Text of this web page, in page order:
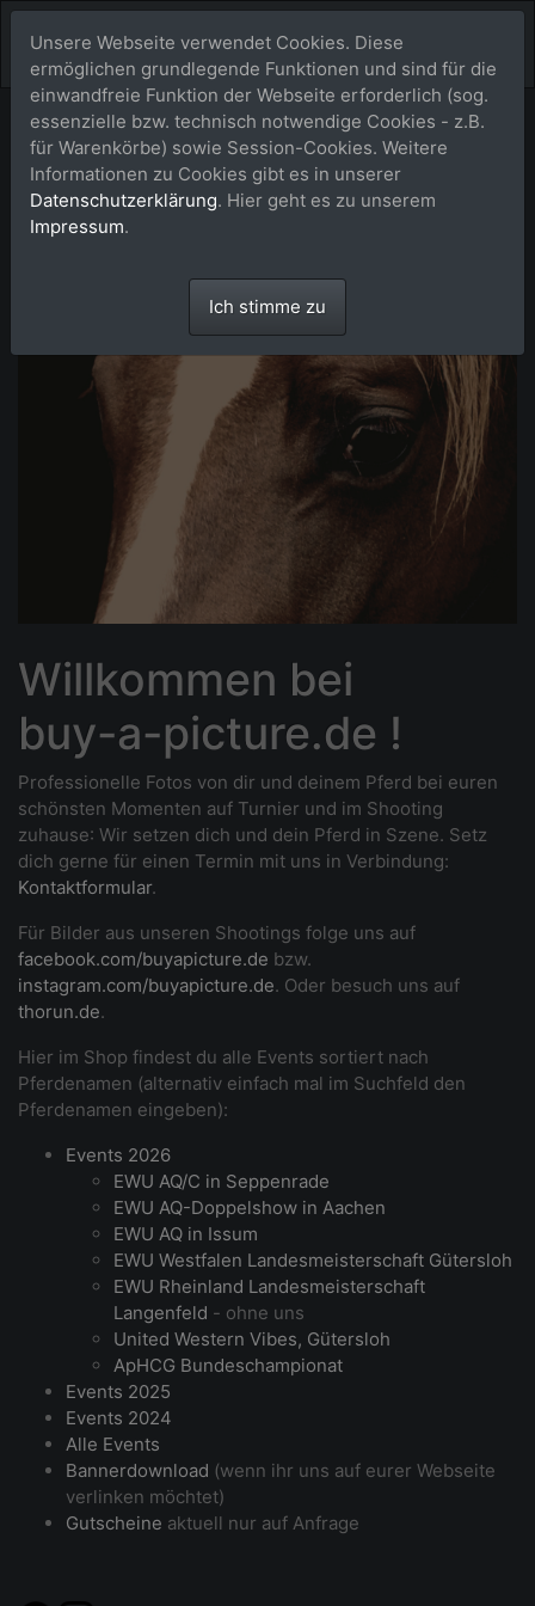
Willkommen bei
buy-a-picture.de !
Professionelle Fotos von dir und deinem Pferd bei euren
schönsten Momenten auf Turnier und im Shooting
zuhause: Wir setzen dich und dein Pferd in Szene. Setz
dich gerne für einen Termin mit uns in Verbindung:
Kontaktformular.
Für Bilder aus unseren Shootings folge uns auf
facebook.com/buyapicture.de bzw.
instagram.com/buyapicture.de. Oder besuch uns auf
thorun.de.
Hier im Shop findest du alle Events sortiert nach
Pferdenamen (alternativ einfach mal im Suchfeld den
Pferdenamen eingeben):
Events 2026
EWU AQ/C in Seppenrade
EWU AQ-Doppelshow in Aachen
EWU AQ in Issum
EWU Westfalen Landesmeisterschaft Gütersloh
EWU Rheinland Landesmeisterschaft
Langenfeld - ohne uns
United Western Vibes, Gütersloh
ApHCG Bundeschampionat
Events 2025
Events 2024
Alle Events
Bannerdownload (wenn ihr uns auf eurer Webseite
verlinken möchtet)
Gutscheine aktuell nur auf Anfrage
Unsere Webseite verwendet Cookies. Diese
ermöglichen grundlegende Funktionen und sind für die
einwandfreie Funktion der Webseite erforderlich (sog.
essenzielle bzw. technisch notwendige Cookies - z.B.
für Warenkörbe) sowie Session-Cookies. Weitere
Informationen zu Cookies gibt es in unserer
Datenschutzerklärung. Hier geht es zu unserem
Impressum.
Ich stimme zu